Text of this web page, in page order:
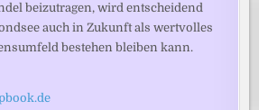
beizutragen, wird entscheidend
auch in Zukunft als wertvolles
bestehen bleiben kann.